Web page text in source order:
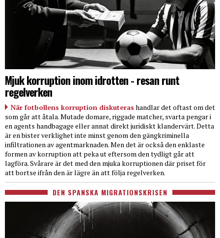
Mjuk korruption inom idrotten - resan runt
regelverken
När fotbollens korruption diskuteras handlar det oftast om det
som går att åtala. Mutade domare, riggade matcher, svarta pengar i
en agents handbagage eller annat direkt juridiskt klandervärt. Detta
är en bister verklighet inte minst genom den gängkriminella
infiltrationen av agentmarknaden. Men det är också den enklaste
formen av korruption att peka ut eftersom den tydligt går att
lagföra. Svårare är det med den mjuka korruptionen där priset för
att bortse ifrån den är lägre än att följa regelverken.
DEN SPANSKA MIGRATIONSKRISEN